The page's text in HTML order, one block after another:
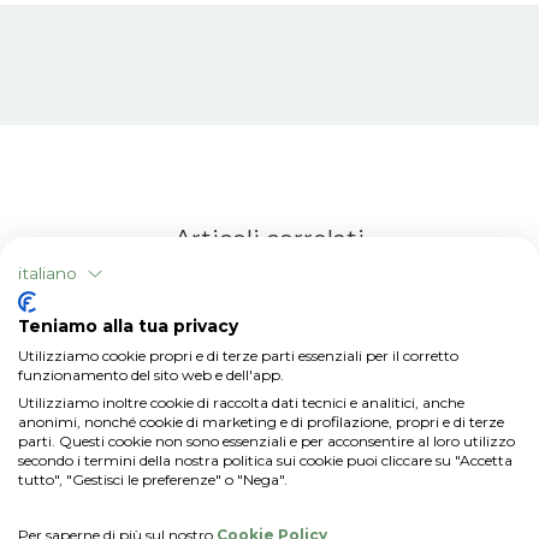
Articoli correlati
italiano
Teniamo alla tua privacy
Utilizziamo cookie propri e di terze parti essenziali per il corretto
funzionamento del sito web e dell'app.
Utilizziamo inoltre cookie di raccolta dati tecnici e analitici, anche
anonimi, nonché cookie di marketing e di profilazione, propri e di terze
parti. Questi cookie non sono essenziali e per acconsentire al loro utilizzo
secondo i termini della nostra politica sui cookie puoi cliccare su "Accetta
tutto", "Gestisci le preferenze" o "Nega".
Per saperne di più sul nostro Cookie Policy